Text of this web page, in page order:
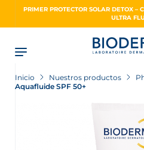
PRIMER PROTECTOR SOLAR DETOX –
ULTRA
Inicio Nuestros productos
Aquafluide SPF 50+